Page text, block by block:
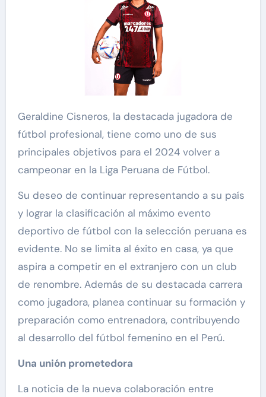
Geraldine Cisneros, la destacada jugadora de
fútbol profesional, tiene como uno de sus
principales objetivos para el 2024 volver a
campeonar en la Liga Peruana de Fútbol.
Su deseo de continuar representando a su país
y lograr la clasificación al máximo evento
deportivo de fútbol con la selección peruana es
evidente. No se limita al éxito en casa, ya que
aspira a competir en el extranjero con un club
de renombre. Además de su destacada carrera
como jugadora, planea continuar su formación y
preparación como entrenadora, contribuyendo
al desarrollo del fútbol femenino en el Perú.
Una unión prometedora
La noticia de la nueva colaboración entre